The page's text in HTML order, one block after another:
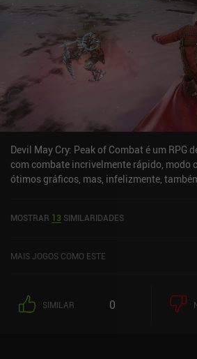
Devil May Cry: Peak of Combat é um RPG
com combate incrivelmente rápido, modo
ótimos gráficos, mas, infelizmente,
em que usamos ataques padrão,
podemos alternar entre nossos
jogo, e os chefes e monstros são incríveis.
pouco o Honkai Impact 3rd. Infelizmente, há muitas cenas
MOSTRAR 13 SIMILARIDADES
MAIS JOGOS COMO ESTE
SIMILAR 0